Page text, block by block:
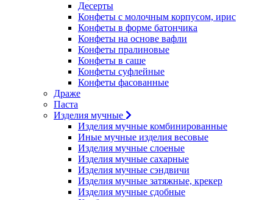
Десерты
Конфеты с молочным корпусом, ирис
Конфеты в форме батончика
Конфеты на основе вафли
Конфеты пралиновые
Конфеты в саше
Конфеты суфлейные
Конфеты фасованные
Драже
Паста
Изделия мучные
Изделия мучные комбинированные
Иные мучные изделия весовые
Изделия мучные слоеные
Изделия мучные сахарные
Изделия мучные сэндвичи
Изделия мучные затяжные, крекер
Изделия мучные сдобные